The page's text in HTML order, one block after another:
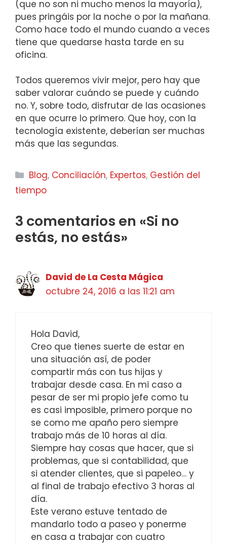
(que no son ni mucho menos la mayoría),
pues pringáis por la noche o por la mañana.
Como hace todo el mundo cuando a veces
tiene que quedarse hasta tarde en su
oficina.
Todos queremos vivir mejor, pero hay que
saber valorar cuándo se puede y cuándo
no. Y, sobre todo, disfrutar de las ocasiones
en que ocurre lo primero. Que hoy, con la
tecnología existente, deberían ser muchas
más que las segundas.
Categorías
Blog, Conciliación, Expertos, Gestión del
tiempo
3 comentarios en «Si no
estás, no estás»
David de La Cesta Mágica
octubre 24, 2016 a las 11:21 am
Hola David,
Creo que tienes suerte de estar en
una situación así, de poder
compartir más con tus hijas y
trabajar desde casa. En mi caso a
pesar de ser mi propio jefe como tu
es casi imposible, primero porque no
se como me apaño pero siempre
trabajo más de 10 horas al día.
Siempre hay cosas que hacer, que si
problemas, que si contabilidad, que
si atender clientes, que si papeleo… y
al final de trabajo efectivo 3 horas al
día.
Este verano estuve tentado de
mandarlo todo a paseo y ponerme
en casa a trabajar con cuatro